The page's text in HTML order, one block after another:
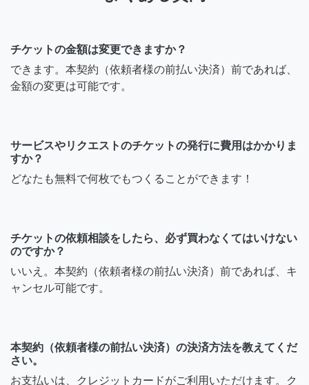
チケットの金額は変更できますか？
できます。本契約（依頼者様の前払い決済）前であれば、
金額の変更は可能です。
サービスやリクエストのチケットの発行に費用はかかりま
すか？
どなたも無料で何枚でもつくることができます！
チケットの依頼相談をしたら、必ず買わなくてはいけない
のですか？
いいえ。本契約（依頼者様の前払い決済）前であれば、キ
ャンセル可能です。
本契約（依頼者様の前払い決済）の決済方法を教えてくだ
さい。
お支払いは、クレジットカードがご利用いただけます。ク